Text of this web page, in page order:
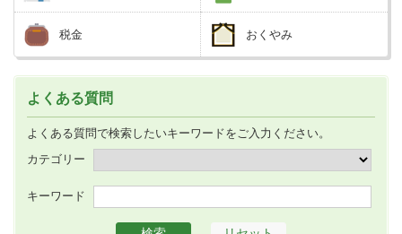
税金 おくやみ
よくある質問
よくある質問で検索したいキーワードをご入力ください。
カテゴリー
キーワード